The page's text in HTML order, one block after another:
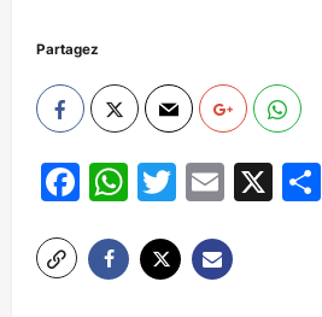
Partagez
Facebook
WhatsApp
Twitter
Email
X